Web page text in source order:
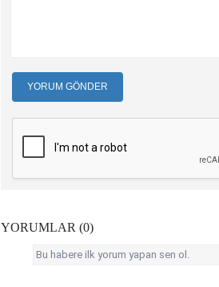
YORUM GÖNDER
YORUMLAR (0)
Bu habere ilk yorum yapan sen ol.